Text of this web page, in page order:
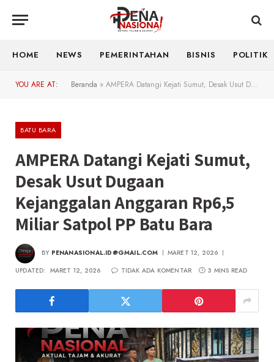
HOME NEWS PEMERINTAHAN BISNIS POLITIK
YOU ARE AT: Beranda » AMPERA Datangi Kejati Sumut, Desak Usut Dugaan Kejanggalan Anggaran Rp6,5 Miliar Satpol PP Batu Bara
BATU BARA
AMPERA Datangi Kejati Sumut,
Desak Usut Dugaan
Kejanggalan Anggaran Rp6,5
Miliar Satpol PP Batu Bara
BY PENANASIONAL.ID@GMAIL.COM
MARET 12, 2026
UPDATED: MARET 12, 2026 TIDAK ADA KOMENTAR 3 MINS READ